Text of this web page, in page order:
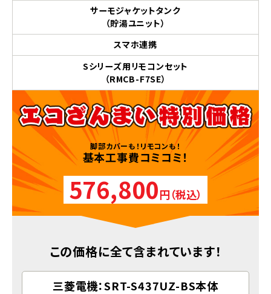
サーモジャケットタンク
（貯湯ユニット）
スマホ連携
Sシリーズ用リモコンセット
（RMCB-F7SE）
脚部カバーも！リモコンも！
基本工事費コミコミ！
576,800円（税込）
この価格に全て含まれています！
三菱電機：SRT-S437UZ-BS本体